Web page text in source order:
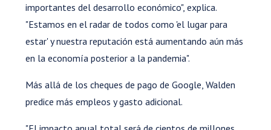
importantes del desarrollo económico", explica.
"Estamos en el radar de todos como 'el lugar para
estar' y nuestra reputación está aumentando aún más
en la economía posterior a la pandemia".
Más allá de los cheques de pago de Google, Walden
predice más empleos y gasto adicional.